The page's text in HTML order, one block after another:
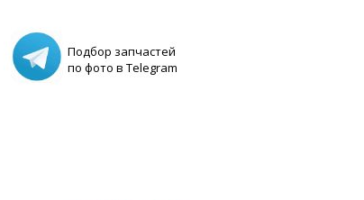
Подбор запчастей
по фото в Telegram